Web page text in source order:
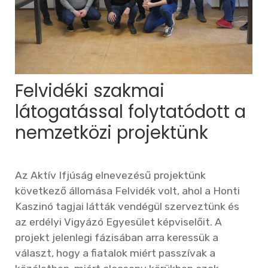
Felvidéki szakmai
látogatással folytatódott a
nemzetközi projektünk
Az Aktív Ifjúság elnevezésű projektünk
következő állomása Felvidék volt, ahol a Honti
Kaszinó tagjai látták vendégül szerveztünk és
az erdélyi Vigyázó Egyesület képviselőit. A
projekt jelenlegi fázisában arra keressük a
választ, hogy a fiatalok miért passzívak a